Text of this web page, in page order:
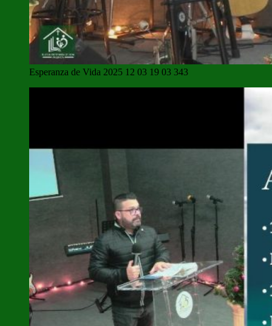
Esperanza de Vida 2025 12 03 19 03 343